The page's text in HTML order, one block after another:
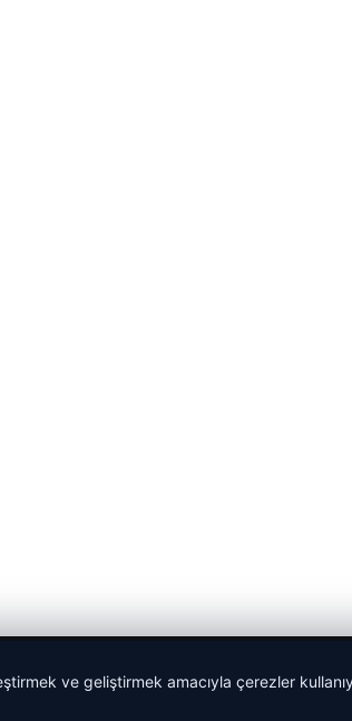
ve geliştirmek amacıyla çerezler